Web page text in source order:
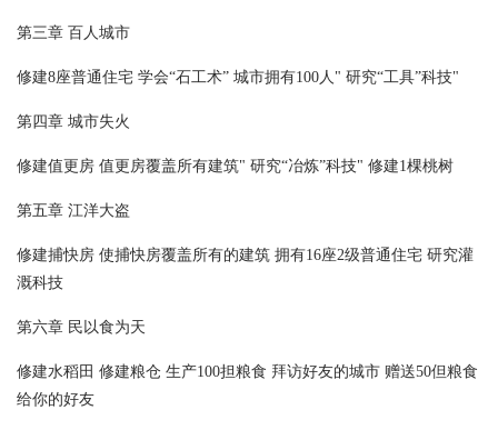
第三章 百人城市
修建8座普通住宅 学会“石工术” 城市拥有100人" 研究“工具”科技"
第四章 城市失火
修建值更房 值更房覆盖所有建筑" 研究“冶炼”科技" 修建1棵桃树
第五章 江洋大盗
修建捕快房 使捕快房覆盖所有的建筑 拥有16座2级普通住宅 研究灌
溉科技
第六章 民以食为天
修建水稻田 修建粮仓 生产100担粮食 拜访好友的城市 赠送50但粮食
给你的好友